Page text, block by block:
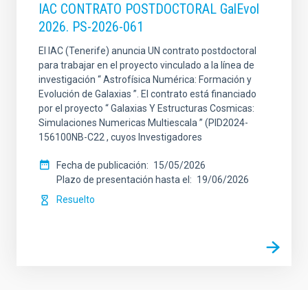
IAC CONTRATO POSTDOCTORAL GalEvol
2026. PS-2026-061
El IAC (Tenerife) anuncia UN contrato postdoctoral
para trabajar en el proyecto vinculado a la línea de
investigación “ Astrofísica Numérica: Formación y
Evolución de Galaxias ”. El contrato está financiado
por el proyecto “ Galaxias Y Estructuras Cosmicas:
Simulaciones Numericas Multiescala ” (PID2024-
156100NB-C22 , cuyos Investigadores
Fecha de publicación
15/05/2026
Plazo de presentación hasta el
19/06/2026
Resuelto